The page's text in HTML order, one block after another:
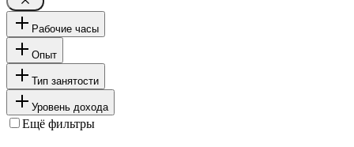
Рабочие часы
Опыт
Тип занятости
Уровень дохода
Ещё фильтры